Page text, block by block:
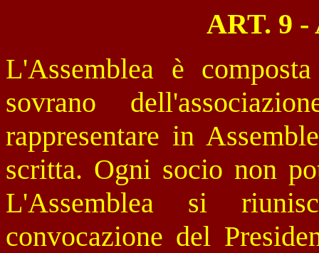
ART. 9
L'Assemblea è
sovrano
rappresentare in
scritta. Ogni socio non
L'Assemblea si
convocazione del